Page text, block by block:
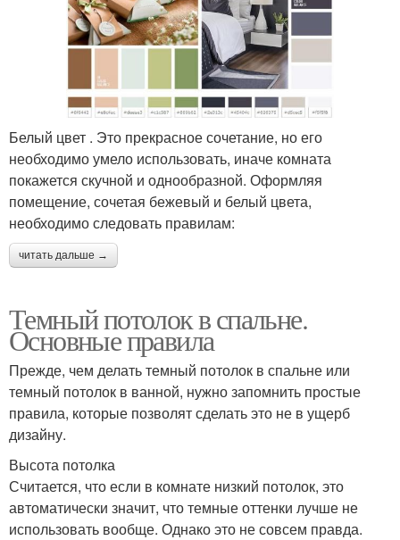
Белый цвет . Это прекрасное сочетание, но его
необходимо умело использовать, иначе комната
покажется скучной и однообразной. Оформляя
помещение, сочетая бежевый и белый цвета,
необходимо следовать правилам:
читать дальше →
Темный потолок в спальне.
Основные правила
Прежде, чем делать темный потолок в спальне или
темный потолок в ванной, нужно запомнить простые
правила, которые позволят сделать это не в ущерб
дизайну.
Высота потолка
Считается, что если в комнате низкий потолок, это
автоматически значит, что темные оттенки лучше не
использовать вообще. Однако это не совсем правда.